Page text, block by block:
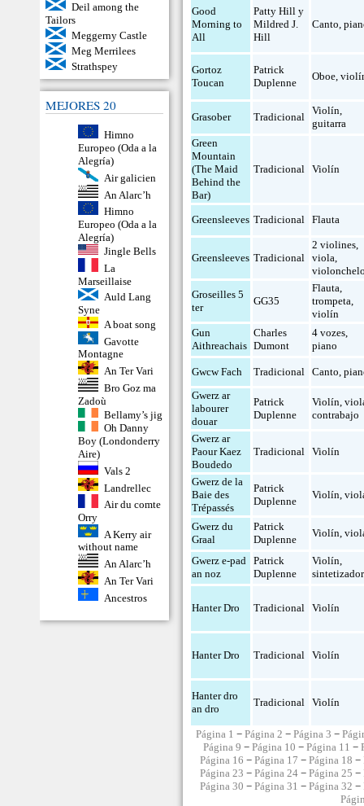
Deil among the
Tailors
Meggerny Castle
Meg Merrilees
Strathspey
MEJORES 20
Himno
Europeo (Oda a la
Alegría)
Air galicien
An Alarc’h
Himno
Europeo (Oda a la
Alegría)
Jingle Bells
La
Marseillaise
Auld Lang
Syne
A boat song
Gavotte
Montagne
An Ter Vari
Bro Goz ma
Zadoù
Bellamy’s jig
Oh Danny
Boy (Londonderry
Aire)
Vals 2
Landrellec
Air du comte
Orry
A Kerry air
without name
An Alarc’h
An Ter Vari
Ancestros
Good
Morning to
All
Patty Hill y
Mildred J.
Hill
Canto,
Gortoz
Toucan
Patrick
Duplenne
Oboe,
Grasober Tradicional
Violín,
guitarra
Green
Mountain
(The Maid
Behind the
Bar)
Tradicional Violín
Greensleeves Tradicional Flauta
Greensleeves Tradicional
2 violines,
viola,
Groseilles 5
ter
GG35
Flauta,
trompeta,
violín
Gun
Aithreachais
Charles
Dumont
4 vozes,
piano
Gwcw Fach Tradicional Canto,
Gwerz ar
labourer
douar
Patrick
Duplenne
Violín,
contrabajo
Gwerz ar
Paour Kaez
Boudedo
Tradicional Violín
Gwerz de la
Baie des
Trépassés
Patrick
Duplenne
Violín,
Gwerz du
Graal
Patrick
Duplenne
Violín,
Gwerz e-pad
an noz
Patrick
Duplenne
Violín,
sintetizador
Hanter Dro Tradicional Violín
Hanter Dro Tradicional Violín
Hanter dro
an dro
Tradicional Violín
Página 1 − Página 2 − Página 3 −
Página 9 − Página 10 − Página 11 −
Página 16 −Página 17 −Página 18 −
Página 23 −Página 24 −Página 25 −
Página 30 −Página 31 −Página 32 −